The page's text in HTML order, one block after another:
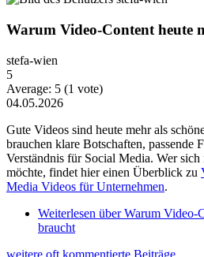
Warum Video-Content heute
stefa-wien
5
Average: 5 (1 vote)
04.05.2026
Gute Videos sind heute mehr als
brauchen klare Botschaften, passende
Verständnis für Social Media. Wer sich
möchte, findet hier einen Überblick zu
Media Videos für Unternehmen.
Weiterlesen über Warum Video-
braucht
weitere oft kommentierte Beiträge